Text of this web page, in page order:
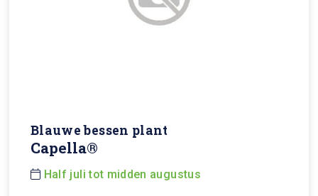
Blauwe bessen plant
Capella®
Half juli tot midden augustus